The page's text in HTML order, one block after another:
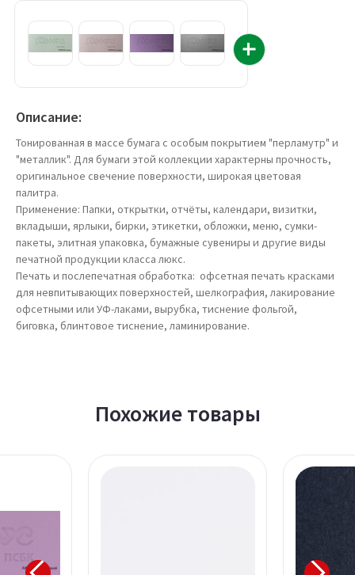
Описание:
Тонированная в массе бумага с особым покрытием "перламутр" и
"металлик". Для бумаги этой коллекции характерны прочность,
оригинальное свечение поверхности, широкая цветовая
палитра.
Применение: Папки, открытки, отчёты, календари, визитки,
вкладыши, ярлыки, бирки, этикетки, обложки, меню, сумки-
пакеты, элитная упаковка, бумажные сувениры и другие виды
печатной продукции класса люкс.
Печать и послепечатная обработка: офсетная печать красками
для невпитывающих поверхностей, шелкография, лакирование
офсетными или УФ-лаками, вырубка, тиснение фольгой,
биговка, блинтовое тиснение, ламинирование.
Похожие товары